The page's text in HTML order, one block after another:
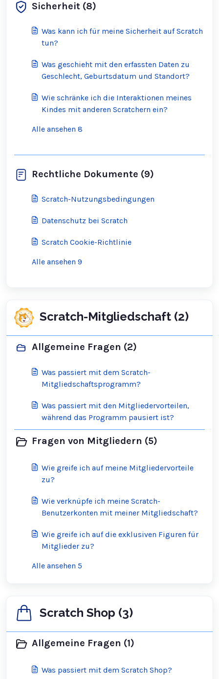
Sicherheit (8)
Was kann ich für meine Sicherheit auf Scratch
tun?
Was geschieht mit den erfassten Daten zu
Geschlecht, Geburtsdatum und Standort?
Wie schränke ich die Interaktionen meines
Kindes mit anderen Scratchern ein?
Alle ansehen 8
Rechtliche Dokumente (9)
Scratch-Nutzungsbedingungen
Datenschutz bei Scratch
Scratch Cookie-Richtlinie
Alle ansehen 9
Scratch-Mitgliedschaft (2)
Allgemeine Fragen (2)
Was passiert mit dem Scratch-
Mitgliedschaftsprogramm?
Was passiert mit den Mitgliedervorteilen,
während das Programm pausiert ist?
Fragen von Mitgliedern (5)
Wie greife ich auf meine Mitgliedervorteile
zu?
Wie verknüpfe ich meine Scratch-
Benutzerkonten mit meiner Mitgliedschaft?
Wie greife ich auf die exklusiven Figuren für
Mitglieder zu?
Alle ansehen 5
Scratch Shop (3)
Allgemeine Fragen (1)
Was passiert mit dem Scratch Shop?